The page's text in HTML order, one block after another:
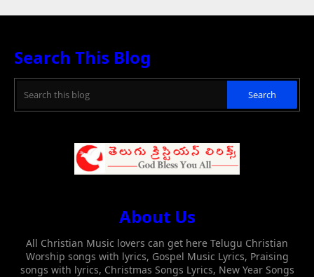
Search This Blog
About Us
All Christian Music lovers can get here Telugu Christian
Worship songs with lyrics, Gospel Music Lyrics, Praising
songs with lyrics, Christmas Songs Lyrics, New Year Songs